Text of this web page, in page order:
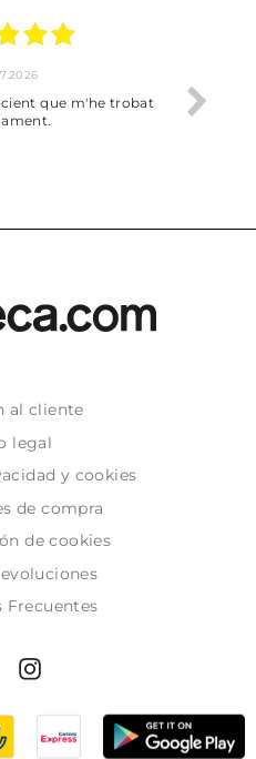
soy de Vilafranca y no me ha
dejado recoger en tienda
al cliente
legal
y cookies
de compra
de cookies
Frecuentes